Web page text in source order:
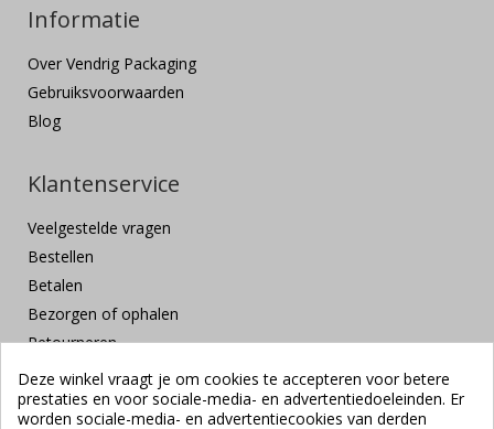
Informatie
Over Vendrig Packaging
Gebruiksvoorwaarden
Blog
Klantenservice
Veelgestelde vragen
Bestellen
Betalen
Bezorgen of ophalen
Retourneren
Klachten en suggesties
Contact
Deze winkel vraagt je om cookies te accepteren voor betere
prestaties en voor sociale-media- en advertentiedoeleinden. Er
worden sociale-media- en advertentiecookies van derden